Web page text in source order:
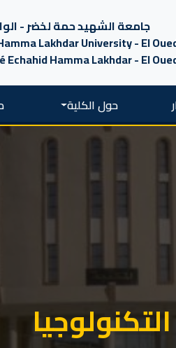
جامعة الشهيد حمة لخضر -
Lakhdar University - El
Echahid Hamma Lakhdar - El
حول الكلية